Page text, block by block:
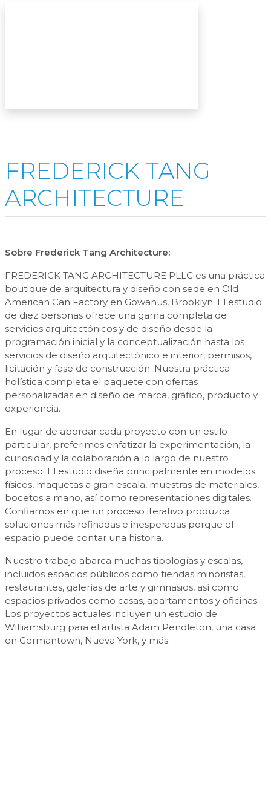
FREDERICK TANG
ARCHITECTURE
Sobre Frederick Tang Architecture:
FREDERICK TANG ARCHITECTURE PLLC es una práctica
boutique de arquitectura y diseño con sede en Old
American Can Factory en Gowanus, Brooklyn. El estudio
de diez personas ofrece una gama completa de
servicios arquitectónicos y de diseño desde la
programación inicial y la conceptualización hasta los
servicios de diseño arquitectónico e interior, permisos,
licitación y fase de construcción. Nuestra práctica
holística completa el paquete con ofertas
personalizadas en diseño de marca, gráfico, producto y
experiencia.
En lugar de abordar cada proyecto con un estilo
particular, preferimos enfatizar la experimentación, la
curiosidad y la colaboración a lo largo de nuestro
proceso. El estudio diseña principalmente en modelos
físicos, maquetas a gran escala, muestras de materiales,
bocetos a mano, así como representaciones digitales.
Confiamos en que un proceso iterativo produzca
soluciones más refinadas e inesperadas porque el
espacio puede contar una historia.
Nuestro trabajo abarca muchas tipologías y escalas,
incluidos espacios públicos como tiendas minoristas,
restaurantes, galerías de arte y gimnasios, así como
espacios privados como casas, apartamentos y oficinas.
Los proyectos actuales incluyen un estudio de
Williamsburg para el artista Adam Pendleton, una casa
en Germantown, Nueva York, y más.